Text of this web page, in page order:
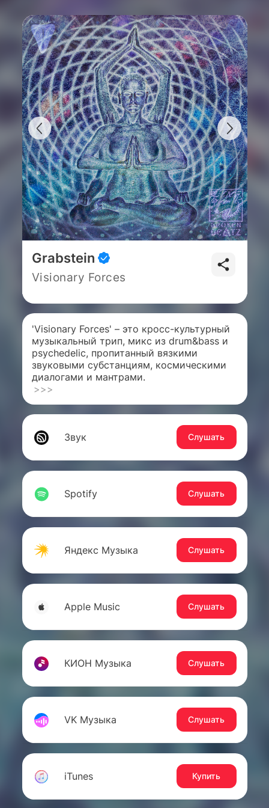
Grabstein
Visionary Forces
'Visionary Forces' – это кросс-культурный
музыкальный трип, микс из drum&bass и
psychedelic, пропитанный вязкими
звуковыми субстанциям, космическими
диалогами и мантрами.
>>>
Звук Слушать
Spotify Слушать
Яндекс Музыка Слушать
Apple Music Слушать
КИОН Музыка Слушать
VK Музыка Слушать
iTunes Купить